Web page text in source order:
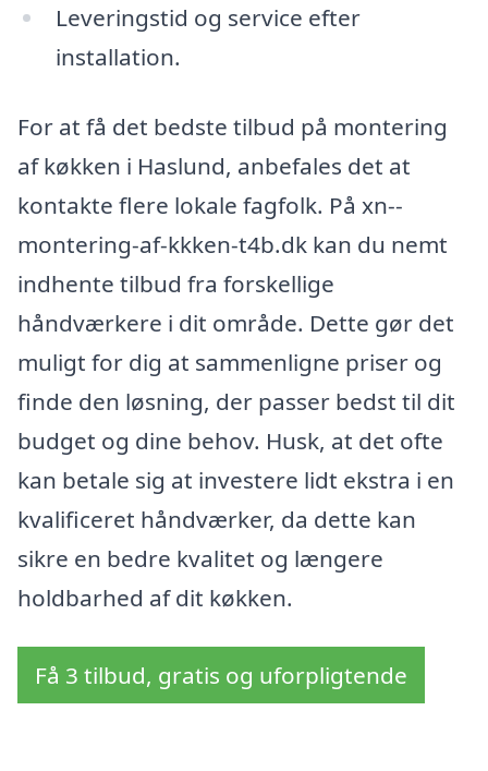
Leveringstid og service efter
installation.
For at få det bedste tilbud på montering
af køkken i Haslund, anbefales det at
kontakte flere lokale fagfolk. På xn--
montering-af-kkken-t4b.dk kan du nemt
indhente tilbud fra forskellige
håndværkere i dit område. Dette gør det
muligt for dig at sammenligne priser og
finde den løsning, der passer bedst til dit
budget og dine behov. Husk, at det ofte
kan betale sig at investere lidt ekstra i en
kvalificeret håndværker, da dette kan
sikre en bedre kvalitet og længere
holdbarhed af dit køkken.
Få 3 tilbud, gratis og uforpligtende